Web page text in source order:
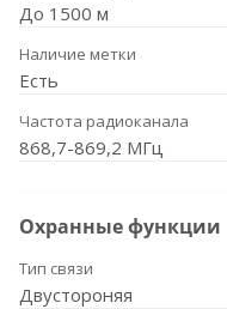
До 1500 м
Наличие метки
Есть
Частота радиоканала
868,7-869,2 МГц
Охранные функции
Тип связи
Двустороняя